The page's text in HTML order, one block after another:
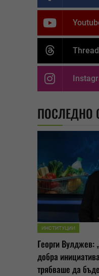
ПОСЛЕДНО
ИНСТИТУЦИИ
Георги Вулджев:
добра
трябваше да